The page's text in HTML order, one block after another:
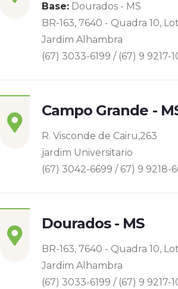
Base: Dourados - MS
BR-163, 7640 - Quadra 10,
Jardim Alhambra
(67) 3033-6199 / (67) 9 9217-
Campo Grande -
R. Visconde de Cairu,263
jardim Universitario
(67) 3042-6699 / 67) 9 9218-
Dourados - MS
BR-163, 7640 - Quadra 10,
Jardim Alhambra
(67) 3033-6199 / (67) 9 9217-